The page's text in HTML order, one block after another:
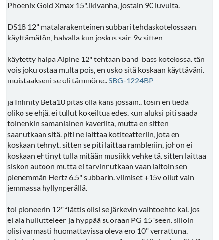
Phoenix Gold Xmax 15". ikivanha, jostain 90 luvulta.
DS18 12" matalarakenteinen subbari tehdaskotelossaan.
käyttämätön, halvalla kun joskus sain 9v sitten.
käytetty halpa Alpine 12" tehtaan band-bass kotelossa. tän
vois joku ostaa multa pois, en usko sitä koskaan käyttäväni.
muistaakseni se oli tämmöne..SBG-1224BP
ja Infinity Beta10 pitäs olla kans jossain.. tosin en tiedä
oliko se ehjä. ei tullut kokeiltua edes. kun aluksi piti saada
toinenkin samanlainen kaverilta, mutta en sitten
saanutkaan sitä. piti ne laittaa kotiteatteriin, jota en
koskaan tehnyt. sitten se piti laittaa rambleriin, johon ei
koskaan ehtinyt tulla mitään musiikkivehkeitä. sitten laittaa
siskon autoon mutta ei tarvinnutkaan vaan laitoin sen
pienemmän Hertz 6.5" subbarin. viimiset +15v ollut vain
jemmassa hyllynperällä.
toi pioneerin 12" flättis olisi se järkevin vaihtoehto kai. jos
ei ala hullutteleen ja hyppää suoraan PG 15"seen. silloin
olisi varmasti huomattavissa oleva ero 10" verrattuna.